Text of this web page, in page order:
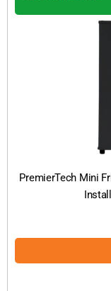
PremierTech Mini